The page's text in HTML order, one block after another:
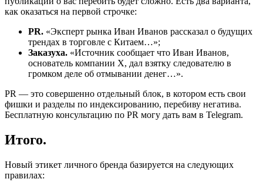
как оказаться на первой строчке:
PR. «Эксперт рынка Иван Иванов рассказал о будущих
трендах в торговле с Китаем…»;
Заказуха. «Источник сообщает что Иван Иванов,
основатель компании Х, дал взятку следователю в
громком деле об отмывании денег…».
PR — это совершенно отдельный блок, в котором есть свои
фишки и разделы по индексированию, перебиву негатива.
Бесплатную консультацию по PR могу дать вам в Telegram.
Итого.
Новый этикет личного бренда базируется на следующих
правилах: